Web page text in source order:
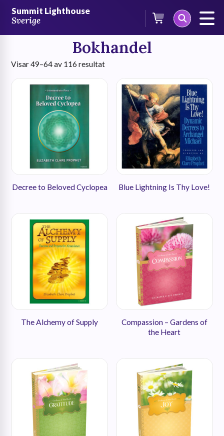
Summit Lighthouse
Sverige
Bokhandel
Visar 49–64 av 116 resultatSortera
senaste
Decree to Beloved Cyclopea Blue Lightning Is Thy Love!
The Alchemy of Supply
Compassion – Gardens of
the Heart